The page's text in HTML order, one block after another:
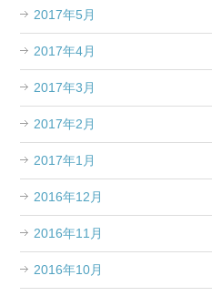
2017年5月
2017年4月
2017年3月
2017年2月
2017年1月
2016年12月
2016年11月
2016年10月